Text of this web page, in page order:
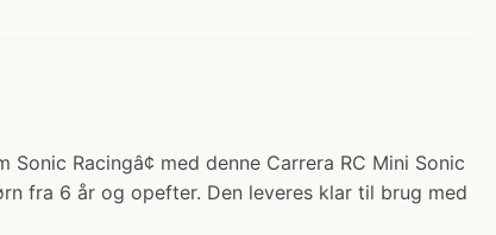
Racingâ¢ med denne Carrera RC Mini Sonic
fra 6 år og opefter. Den leveres klar til brug med